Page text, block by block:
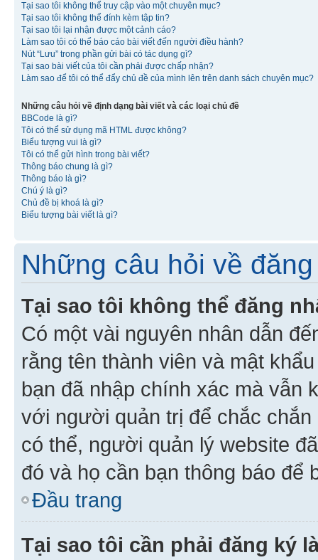
Tại sao tôi không thể truy cập vào một chuyên mục?
Tại sao tôi không thể đính kèm tập tin?
Tại sao tôi lại nhận được một cảnh cáo?
Làm sao tôi có thể báo cáo bài viết đến người điều hành?
Nút “Lưu” trong phần gửi bài có tác dụng gì?
Tại sao bài viết của tôi cần phải được chấp nhận?
Làm sao để tôi có thể đẩy chủ đề của mình lên trên danh sách chuyên mục?
Những câu hỏi về định dạng bài viết và các loại chủ đề
BBCode là gì?
Tôi có thể sử dụng mã HTML được không?
Biểu tượng vui là gì?
Tôi có thể gửi hình trong bài viết?
Thông báo chung là gì?
Thông báo là gì?
Chú ý là gì?
Chủ đề bị khoá là gì?
Biểu tượng bài viết là gì?
Những câu hỏi về
Tại sao tôi không thể đăng
Có một vài nguyên nhân dẫn
rằng tên thành viên và mật
bạn đã nhập chính xác mà vẫn
với người quản trị để chắc
có thể, người quản lý website
đó và họ cần bạn thông báo để
Đầu trang
Tại sao tôi cần phải đăng ký